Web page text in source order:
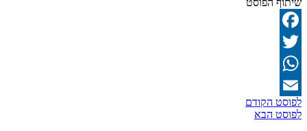
שיתוף הפוסט
Facebook
Twitter
WhatsApp
Email
ניווט
לפוסט הקודם
לפוסט הבא